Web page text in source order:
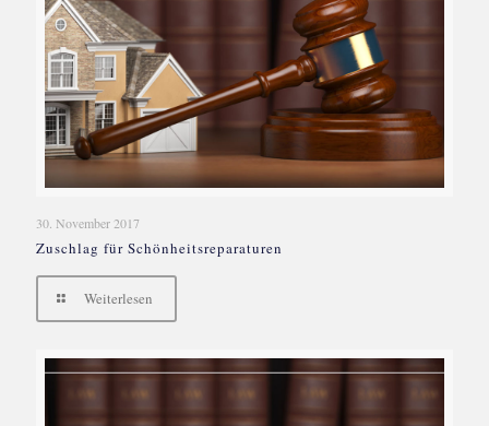
30. November 2017
Zuschlag für Schönheitsreparaturen
Weiterlesen